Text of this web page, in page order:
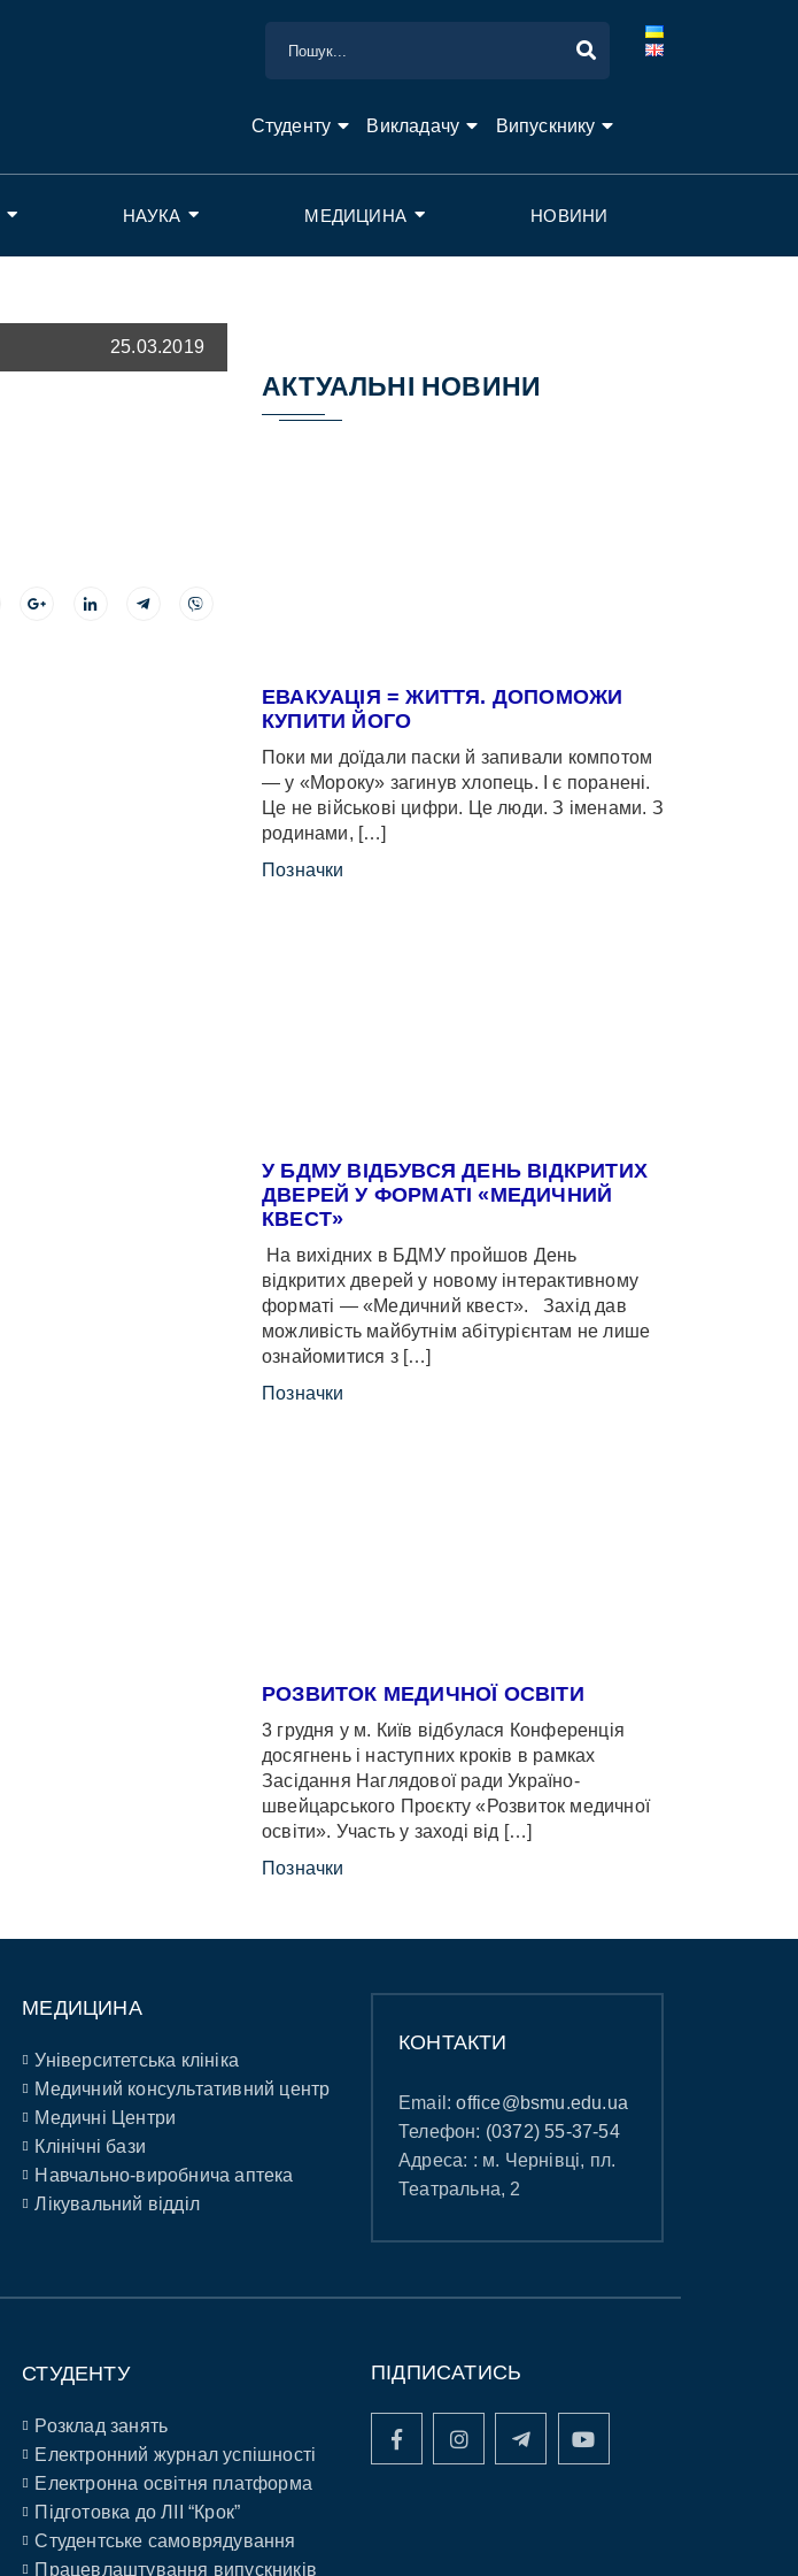
Студенту Викладачу Випускнику
НАУКА МЕДИЦИНА НОВИНИ
25.03.2019
АКТУАЛЬНІ НОВИНИ
ЕВАКУАЦІЯ = ЖИТТЯ. ДОПОМОЖИ
КУПИТИ ЙОГО
Поки ми доїдали паски й запивали компотом
— у «Мороку» загинув хлопець. І є поранені.
Це не військові цифри. Це люди. З іменами. З
родинами, […]
Позначки
У БДМУ ВІДБУВСЯ ДЕНЬ ВІДКРИТИХ
ДВЕРЕЙ У ФОРМАТІ «МЕДИЧНИЙ
КВЕСТ»
На вихідних в БДМУ пройшов День
відкритих дверей у новому інтерактивному
форматі — «Медичний квест». Захід дав
можливість майбутнім абітурієнтам не лише
ознайомитися з […]
Позначки
РОЗВИТОК МЕДИЧНОЇ ОСВІТИ
3 грудня у м. Київ відбулася Конференція
досягнень і наступних кроків в рамках
Засідання Наглядової ради Україно-
швейцарського Проєкту «Розвиток медичної
освіти». Участь у заході від […]
Позначки
МЕДИЦИНА
Університетська клініка
Медичний консультативний центр
Медичні Центри
Клінічні бази
Навчально-виробнича аптека
Лікувальний відділ
КОНТАКТИ
Email:office@bsmu.edu.ua
Телефон: (0372) 55-37-54
Адреса: : м. Чернівці, пл.
Театральна, 2
СТУДЕНТУ
Розклад занять
Електронний журнал успішності
Електронна освітня платформа
Підготовка до ЛІІ “Крок”
Студентське самоврядування
Працевлаштування випускників
ПІДПИСАТИСЬ